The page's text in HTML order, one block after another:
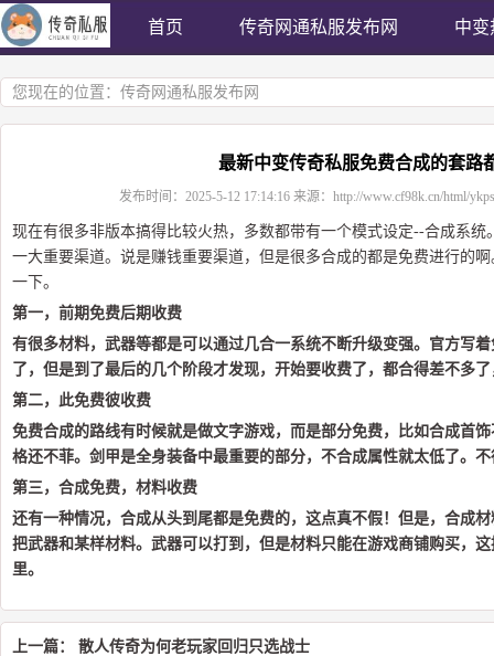
首页 传奇网通私服发布网 中变
您现在的位置： 传奇网通私服发布网
最新中变传奇私服免费合成的套路
发布时间： 2025-5-12 17:14:16来源： http://www.cf98k.cn/html/
现在有很多非版本搞得比较火热，多数都带有一个模式设定--合成系
一大重要渠道。说是赚钱重要渠道，但是很多合成的都是免费进行的
一下。
第一，前期免费后期收费
有很多材料，武器等都是可以通过几合一系统不断升级变强。官方写
了，但是到了最后的几个阶段才发现，开始要收费了，都合得差不多
第二，此免费彼收费
免费合成的路线有时候就是做文字游戏，而是部分免费，比如合成首
格还不菲。剑甲是全身装备中最重要的部分，不合成属性就太低了。
第三，合成免费，材料收费
还有一种情况，合成从头到尾都是免费的，这点真不假！但是，合成
把武器和某样材料。武器可以打到，但是材料只能在游戏商铺购买，
里。
上一篇： 散人传奇为何老玩家回归只选战士